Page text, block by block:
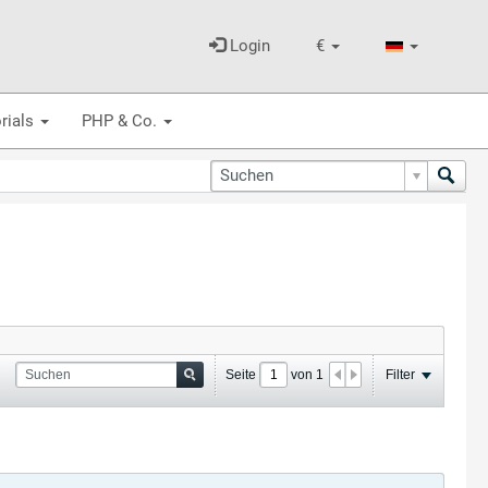
€
Login
PHP & Co.
Seite von 1 Filter